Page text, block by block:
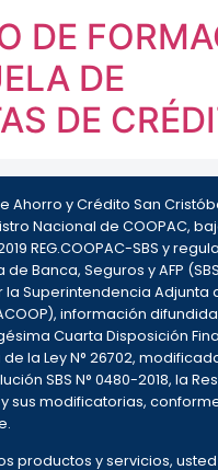
DE
DE
DE
Ahorro y Crédito San
Nacional de COOPAC,
REG.COOPAC-SBS y
Banca, Seguros y AFP
Superintendencia Adjunta
información
Cuarta Disposición
la Ley N° 26702,
SBS N° 0480-2018, la
y sus modificatorias,
productos y servicios,